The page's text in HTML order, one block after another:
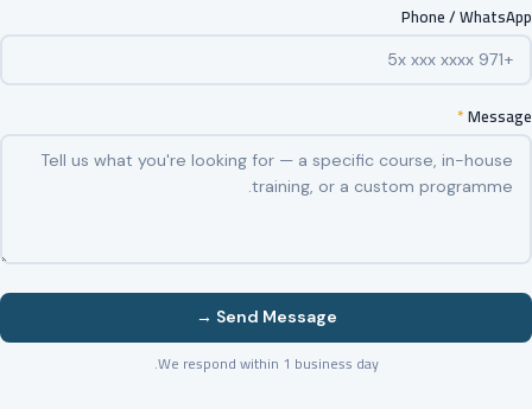
Phone / WhatsApp
Message
*
Send Message →
We respond within 1 business day.